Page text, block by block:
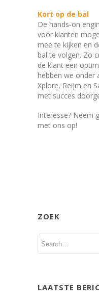
Kort op de bal
De hands-on
voor klanten
mee te kijken en
bal te volgen. Zo
de klant een
hebben we onder
Xplore, Reijm en
met succes
Interesse? Neem
met ons op!
ZOEK
LAATSTE